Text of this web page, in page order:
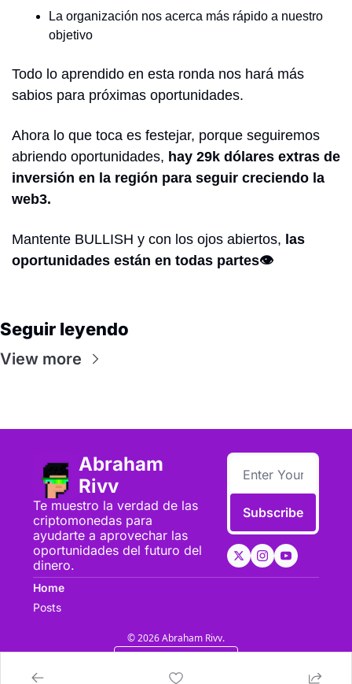
La organización nos acerca más rápido a nuestro
objetivo
Todo lo aprendido en esta ronda nos hará más
sabios para próximas oportunidades.
Ahora lo que toca es festejar, porque seguiremos
abriendo oportunidades, hay 29k dólares extras de
inversión en la región para seguir creciendo la
web3.
Mantente BULLISH y con los ojos abiertos, las
oportunidades están en todas partes👁️
Seguir leyendo
View more
Abraham
Rivv
Te muestro la verdad de las
criptomonedas para
ayudarte a aprovechar las
oportunidades del futuro del
dinero.
Subscribe
Home
Posts
© 2026 Abraham Rivv.